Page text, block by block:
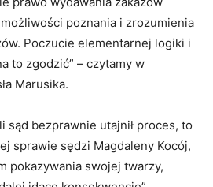
poznania i zrozumienia
Poczucie elementarnej logiki i
to zgodzić” – czytamy w
Marusika.
sąd bezprawnie utajnił proces, to
sprawie sędzi Magdaleny Kocój,
pokazywania swojej twarzy,